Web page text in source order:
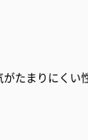
たまりにく